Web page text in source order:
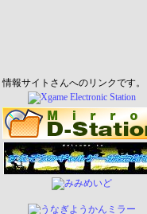
報サイトさんへのリンクです。